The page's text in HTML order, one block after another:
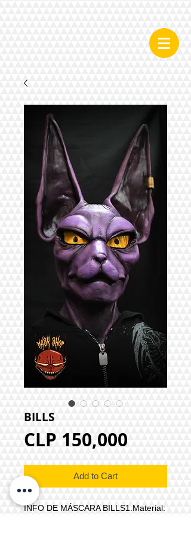
BILLS
CLP 150,000Price
Add to Cart
INFO DE MÁSCARA BILLS1.Material: